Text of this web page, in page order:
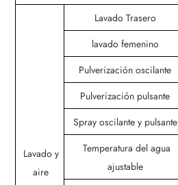
Lavado y
aire
Lavado Trasero
lavado femenino
Pulverización oscilante
Pulverización pulsante
Spray oscilante y pulsante
Temperatura del agua
ajustable